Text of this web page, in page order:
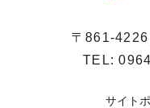
〒861-
TEL:
サイト